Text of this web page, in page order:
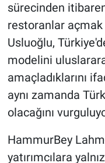
sürecinden
restoranlar açmak
Usluoğlu,
modelini
amaçladıklarını
aynı zamanda
olacağını
HammurBey
yatırımcılara